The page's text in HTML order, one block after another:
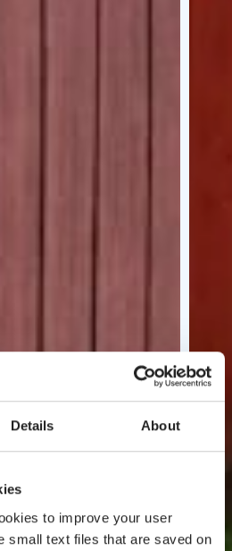
Details About
to improve your user
small text files that are saved on